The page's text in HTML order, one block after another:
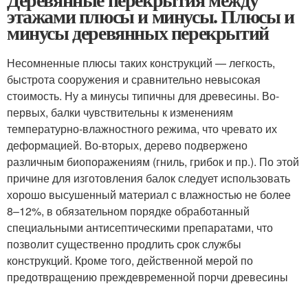
этажами плюсы и минусы. Плюсы и
минусы деревянных перекрытий
Несомненные плюсы таких конструкций — легкость,
быстрота сооружения и сравнительно невысокая
стоимость. Ну а минусы типичны для древесины. Во-
первых, балки чувствительны к изменениям
температурно-влажностного режима, что чревато их
деформацией. Во-вторых, дерево подвержено
различным биопоражениям (гниль, грибок и пр.). По этой
причине для изготовления балок следует использовать
хорошо высушенный материал с влажностью не более
8–12%, в обязательном порядке обработанный
специальными антисептическими препаратами, что
позволит существенно продлить срок службы
конструкций. Кроме того, действенной мерой по
предотвращению преждевременной порчи древесины